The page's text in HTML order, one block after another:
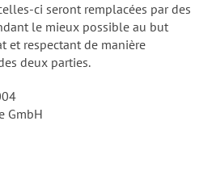
ci seront remplacées par des
le mieux possible au but
et respectant de manière
deux parties.
GmbH